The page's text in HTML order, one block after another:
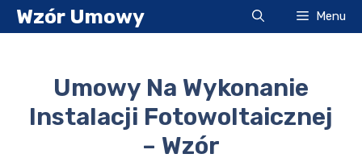
Przejdź
do
Wzór Umowy Menu
Umowy Na Wykonanie
Instalacji Fotowoltaicznej
– Wzór